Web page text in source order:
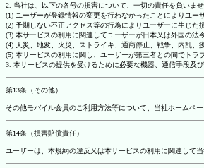
2. 当社は、以下の各号の損害について、一切の責任を負いませ
(1) ユーザーが登録情報の変更を行わなかったことによりユー
(2) 予期しない不正アクセス等の行為によりユーザーに生じた
(3) 本サービスの利用に関連してユーザーが日本又は外国の法
(4) 天災、地変、火災、ストライキ、通商停止、戦争、内乱
(5) 本サービスの利用に関し、ユーザーが第三者との間でト
3. 本サービスの提供を受けるために必要な機器、通信手段及
第13条（その他）
その他モバイル会員のご利用方法等について、当社ホームペ
第14条（損害賠償責任）
ユーザーは、本規約の違反又は本サービスの利用に関連して